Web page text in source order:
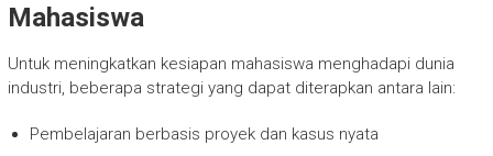
Mahasiswa
Untuk meningkatkan kesiapan mahasiswa menghadapi dunia
industri, beberapa strategi yang dapat diterapkan antara lain:
Pembelajaran berbasis proyek dan kasus nyata